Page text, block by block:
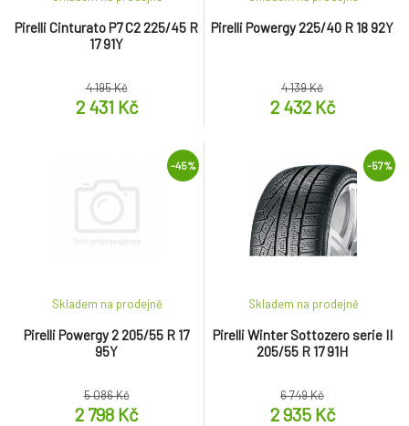
Pirelli Cinturato P7 C2 225/45 R
17 91Y
4 195 Kč
2 431 Kč
Pirelli Powergy 225/40 R 18 92Y
4 139 Kč
2 432 Kč
-45%
Pirelli Powergy 2 205/55 R 17
95Y
Skladem na prodejně
5 086 Kč
2 798 Kč
-57%
Pirelli Winter Sottozero serie II
205/55 R 17 91H
Skladem na prodejně
6 749 Kč
2 935 Kč